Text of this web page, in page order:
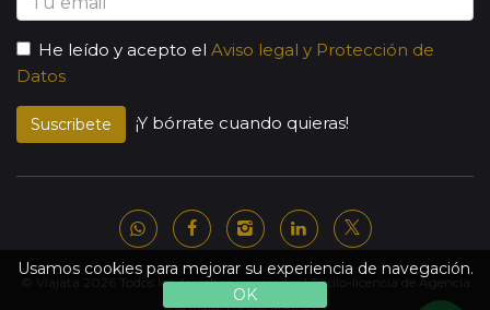
Usamos cookies para mejorar su experiencia de navegación.
OK
He leído y acepto el Aviso legal y Protección de
Datos
Suscribete ¡Y bórrate cuando quieras!
© Viajata 2026 Todos los derechos reservados | Título-licencia de Agencia